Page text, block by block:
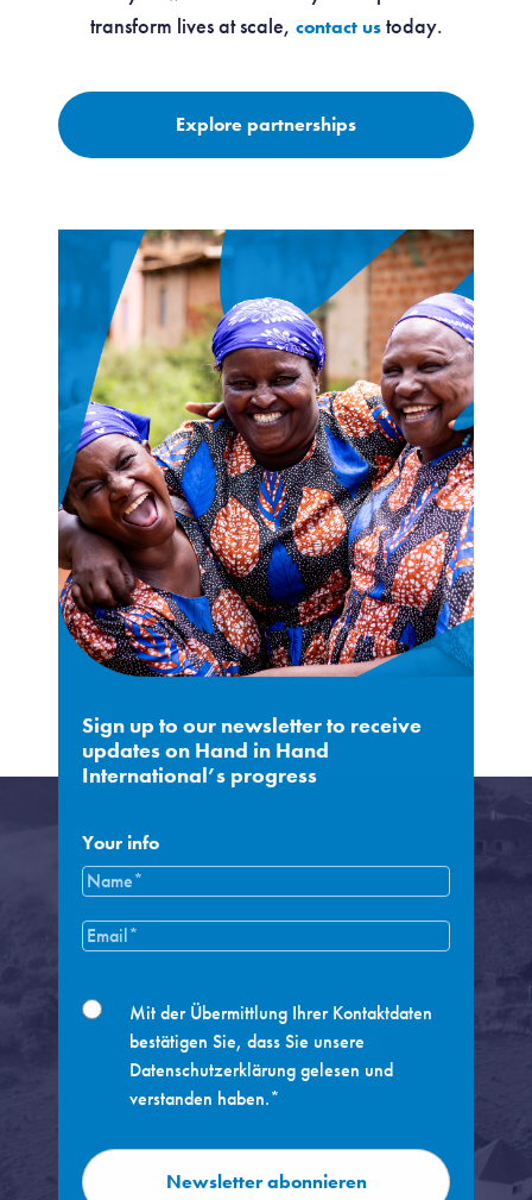
transform lives at scale, contact ustoday.
Explore partnerships
Sign up to our newsletter to receive
updates on Hand in Hand
International’s progress
Your info
Name*
Email*
Privacy
Policy*
Mit der Übermittlung Ihrer Kontaktdaten
bestätigen Sie, dass Sie unsere
Datenschutzerklärung gelesen und
verstanden haben.*